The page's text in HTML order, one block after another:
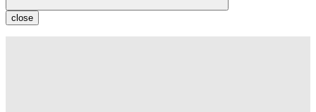
close